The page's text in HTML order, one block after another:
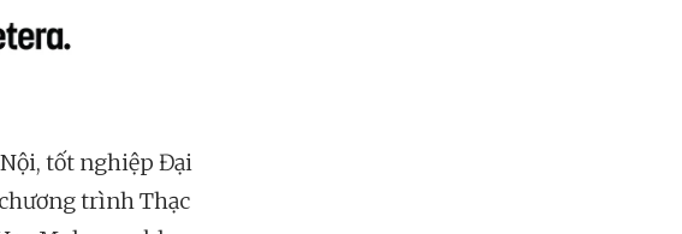
tốt nghiệp Đại
trình Thạc